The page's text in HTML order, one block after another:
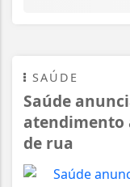
SAÚDE
Saúde
atendimento
de rua